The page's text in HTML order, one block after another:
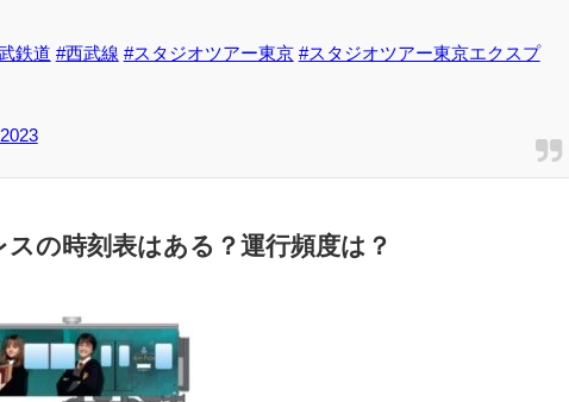
鉄道 #西武線 #スタジオツアー東京 #スタジオツアー東京エクスプ
の時刻表はある？運行頻度は？